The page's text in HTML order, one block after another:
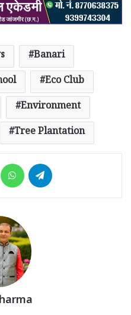
Banari
Eco Club
Environment
Tree Plantation
WhatsApp